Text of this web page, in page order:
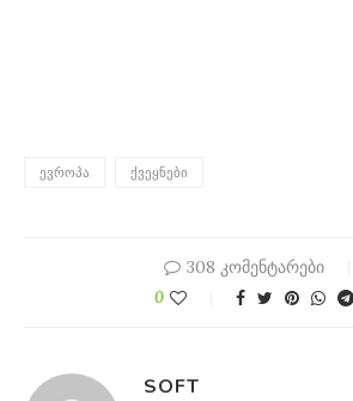
ᲔᲕᲠᲝᲞᲐ ᲥᲕᲔᲧᲜᲔᲑᲘ
308 კომენტარები
0
SOFT